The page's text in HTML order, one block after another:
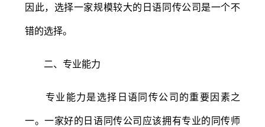
因此，选择一家规模较大的日语同传公司是一个不
错的选择。
二、专业能力
专业能力是选择日语同传公司的重要因素之
一。一家好的日语同传公司应该拥有专业的同传师